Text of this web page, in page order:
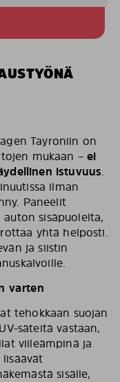
Tayroniin on
mukaan –ei
istuvuus.
ilman
Paneelit
sisäpuolelta,
yhtä helposti.
ja siistin
varten
tehokkaan suojan
säteitä vastaan,
viileämpinä ja
sisälle,